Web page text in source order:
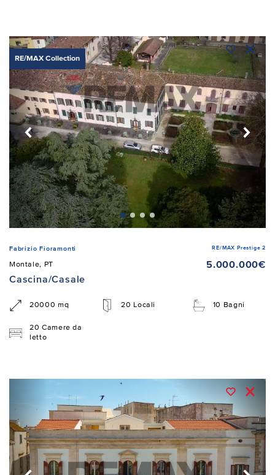
RE/MAX Collection
Fabrizio Fioramonti RE/MAX Prestige 2
Montale, PT
5.000.000€
Cascina/Casale
20000 mq 20 Locali 10 Bagni
20 Camere da
letto